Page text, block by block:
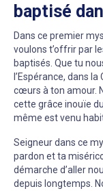
baptisé
Dans ce premier
voulons t’offrir par
baptisés. Que tu
l’Espérance, dans
cœurs à ton amour.
cette grâce inouïe
même est venu
Seigneur dans ce
pardon et ta
démarche d’aller
depuis longtemps.